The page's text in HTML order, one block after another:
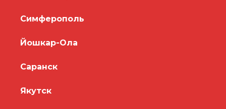
Симферополь
Йошкар-Ола
Саранск
Якутск